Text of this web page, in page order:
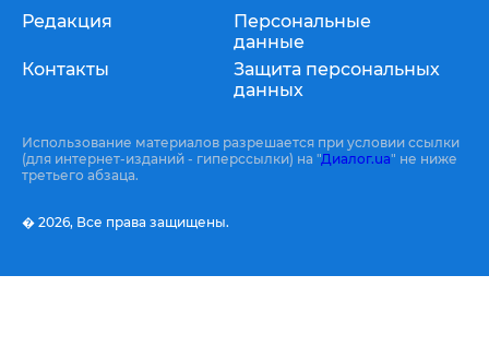
Редакция
Контакты
Персональные
данные
Защита персональных
данных
Использование материалов разрешается при условии ссылки
(для интернет-изданий - гиперссылки) на "Диалог.ua" не ниже
третьего абзаца.
� 2026, Все права защищены.